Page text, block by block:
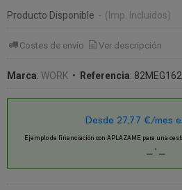
Producto Disponible - (Imp. Incluidos)
Costes de envío Ver descripción
Marca: WORK • Referencia: 82MEG162